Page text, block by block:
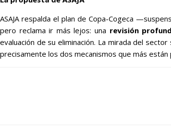
ASAJA respalda el plan de Copa-Cogeca
pero reclama ir más lejos: una revisión
evaluación de su eliminación. La mirada del
precisamente los dos mecanismos que más están